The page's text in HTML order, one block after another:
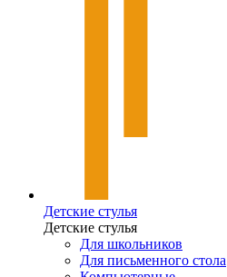
Детские стулья
Детские стулья
Для школьников
Для письменного стола